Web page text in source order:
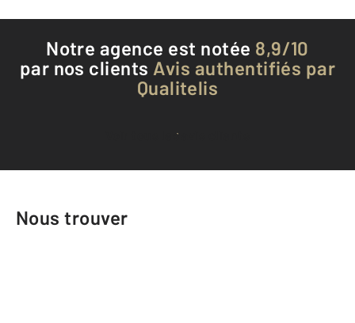
Notre agence est notée 8,9/10
par nos clients Avis authentifiés par
Qualitelis
Voir tous les avis clients
Nous trouver